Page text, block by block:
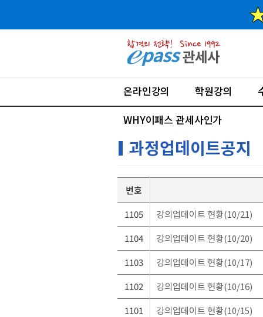
온라인강의 학원강의
WHY이패스 관세사인가
과정업데이트공지
번호
1105
강의업데이트 현황(10/21)
1104
강의업데이트 현황(10/20)
1103
강의업데이트 현황(10/17)
1102
강의업데이트 현황(10/16)
1101
강의업데이트 현황(10/15)